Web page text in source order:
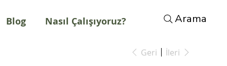
Blog Nasıl Çalışıyoruz? Arama
Geri İleri